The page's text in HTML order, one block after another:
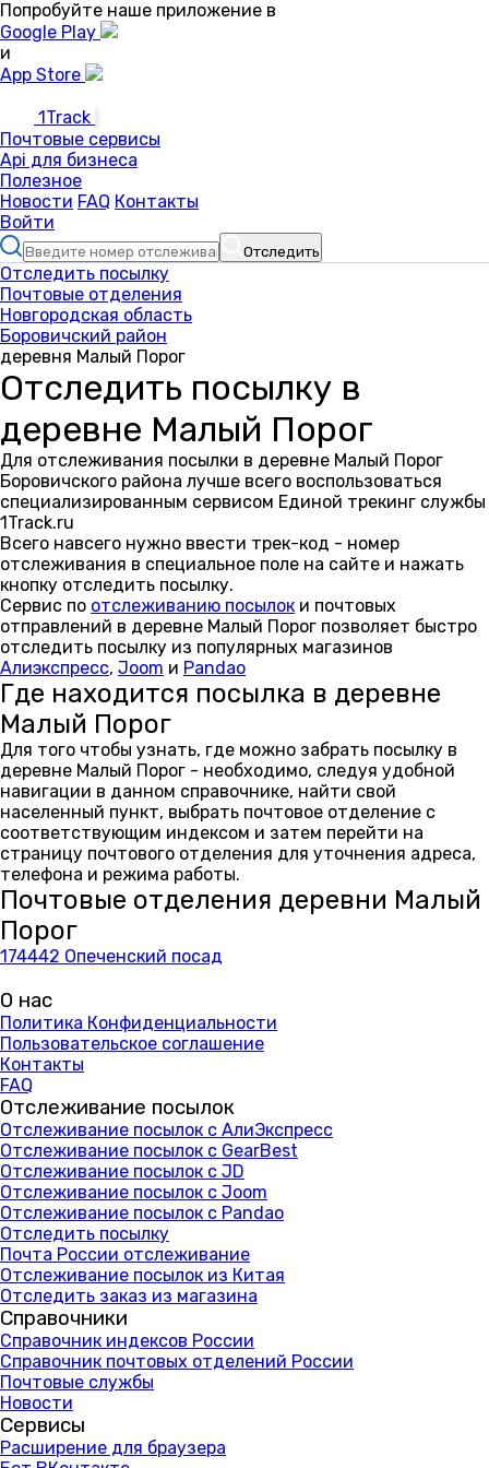
Попробуйте наше приложение в
Google Play
и
App Store
1Track
Почтовые сервисы
Api для бизнеса
Полезное
Новости FAQ Контакты
Войти
Отследить
Отследить посылку
Почтовые отделения
Новгородская область
Боровичский район
деревня Малый Порог
Отследить посылку в
деревне Малый Порог
Для отслеживания посылки в деревне Малый Порог
Боровичского района лучше всего воспользоваться
специализированным сервисом Единой трекинг службы
1Track.ru
Всего навсего нужно ввести трек-код - номер
отслеживания в специальное поле на сайте и нажать
кнопку отследить посылку.
Сервис по отслеживанию посылок и почтовых
отправлений в деревне Малый Порог позволяет быстро
отследить посылку из популярных магазинов
Алиэкспресс, Joom и Pandao
Где находится посылка в деревне
Малый Порог
Для того чтобы узнать, где можно забрать посылку в
деревне Малый Порог - необходимо, следуя удобной
навигации в данном справочнике, найти свой
населенный пункт, выбрать почтовое отделение с
соответствующим индексом и затем перейти на
страницу почтового отделения для уточнения адреса,
телефона и режима работы.
Почтовые отделения деревни Малый
Порог
174442 Опеченский посад
О нас
Политика Конфиденциальности
Пользовательское соглашение
Контакты
FAQ
Отслеживание посылок
Отслеживание посылок с АлиЭкспресс
Отслеживание посылок с GearBest
Отслеживание посылок с JD
Отслеживание посылок с Joom
Отслеживание посылок с Pandao
Отследить посылку
Почта России отслеживание
Отслеживание посылок из Китая
Отследить заказ из магазина
Справочники
Справочник индексов России
Справочник почтовых отделений России
Почтовые службы
Новости
Сервисы
Расширение для браузера